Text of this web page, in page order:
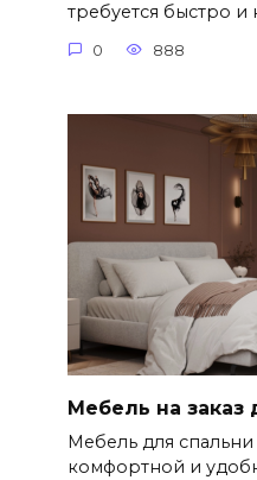
требуется быстро и
0 888
Мебель на заказ
Мебель для
комфортной и